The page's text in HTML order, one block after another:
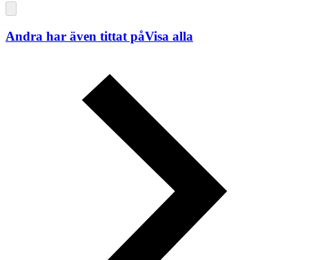
Andra har även tittat påVisa alla